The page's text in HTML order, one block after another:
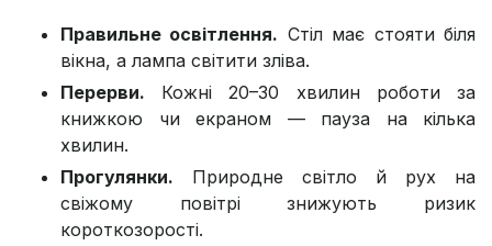
Правильне освітлення. Стіл має стояти біля
вікна, а лампа світити зліва.
Перерви. Кожні 20–30 хвилин роботи за
книжкою чи екраном — пауза на кілька
хвилин.
Прогулянки. Природне світло й рух на
свіжому повітрі знижують ризик
короткозорості.